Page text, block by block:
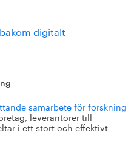
digitalt
samarbete för forskning
leverantörer till
i ett stort och effektivt